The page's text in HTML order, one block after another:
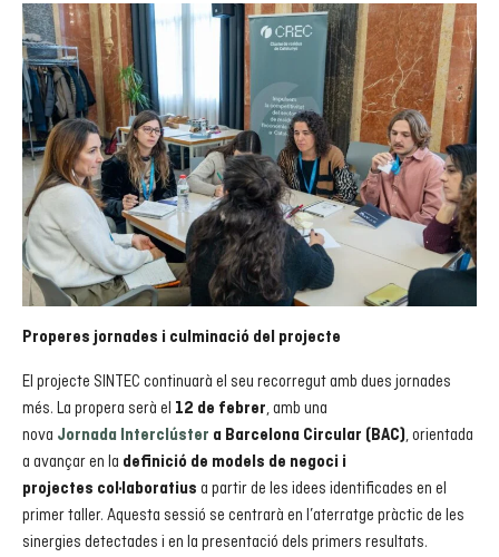
Properes jornades i culminació del projecte
El projecte SINTEC continuarà el seu recorregut amb dues jornades
més. La propera serà el 12 de febrer, amb una
nova Jornada Interclúster a Barcelona Circular (BAC), orientada
a avançar en la definició de models de negoci i
projectes col·laboratius a partir de les idees identificades en el
primer taller. Aquesta sessió se centrarà en l’aterratge pràctic de les
sinergies detectades i en la presentació dels primers resultats.